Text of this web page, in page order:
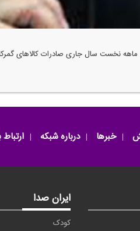
كالاهای گمركات خوزستان به كشور عراق از نظر وزنی
خبرها درباره شبکه
ایران صدا
کودک